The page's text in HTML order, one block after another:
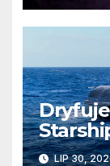
LIP 30,